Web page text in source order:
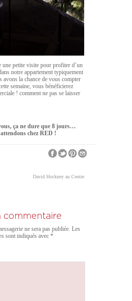
une petite visite pour profiter d’un
notre appartement typiquement
avons la chance de vous compter
semaine, vous bénéficierez
! comment ne pas se laisser
ça ne dure que 8 jours…
chez RED !
David Hockney au Centre
commentaire
ne sera pas publiée. Les
sont indiqués avec *